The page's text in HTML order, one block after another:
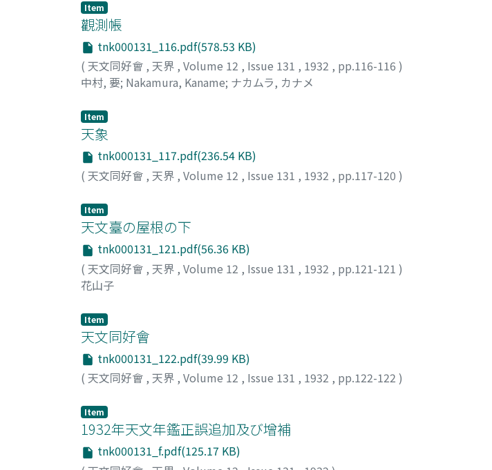
Item
觀測帳
tnk000131_116.pdf(578.53 KB)
( 天文同好會 , 天界 , Volume 12 , Issue 131 , 1932 , pp.116-116 )
中村, 要; Nakamura, Kaname; ナカムラ, カナメ
Item
天象
tnk000131_117.pdf(236.54 KB)
( 天文同好會 , 天界 , Volume 12 , Issue 131 , 1932 , pp.117-120 )
Item
天文臺の屋根の下
tnk000131_121.pdf(56.36 KB)
( 天文同好會 , 天界 , Volume 12 , Issue 131 , 1932 , pp.121-121 )
花山子
Item
天文同好會
tnk000131_122.pdf(39.99 KB)
( 天文同好會 , 天界 , Volume 12 , Issue 131 , 1932 , pp.122-122 )
Item
1932年天文年鑑正誤追加及び增補
tnk000131_f.pdf(125.17 KB)